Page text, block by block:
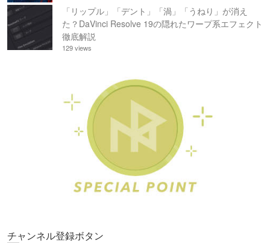
「リップル」「デント」「渦」「うねり」が消え
た？DaVinci Resolve 19の隠れたワープ系エフェクト
徹底解説
129 views
チャンネル登録ボタン